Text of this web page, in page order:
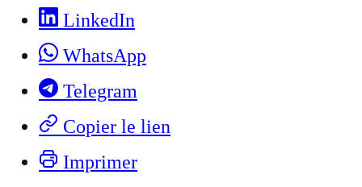
LinkedIn
WhatsApp
Telegram
Copier le lien
Imprimer